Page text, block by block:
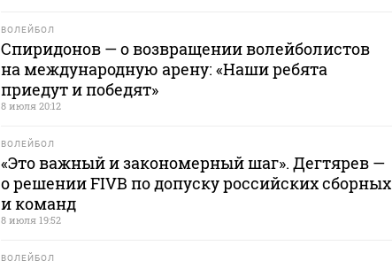
ВОЛЕЙБОЛ
Спиридонов — о возвращении волейболистов
на международную арену: «Наши ребята
приедут и победят»
8 июля 20:12
ВОЛЕЙБОЛ
«Это важный и закономерный шаг». Дегтярев —
о решении FIVB по допуску российских сборных
и команд
8 июля 19:52
ВОЛЕЙБОЛ